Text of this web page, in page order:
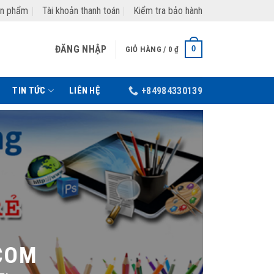
phẩm Tài khoản thanh toán Kiểm tra bảo hành
ĐĂNG NHẬP GIỎ HÀNG / 0₫ 0
TIN TỨC LIÊN HỆ +84984330139